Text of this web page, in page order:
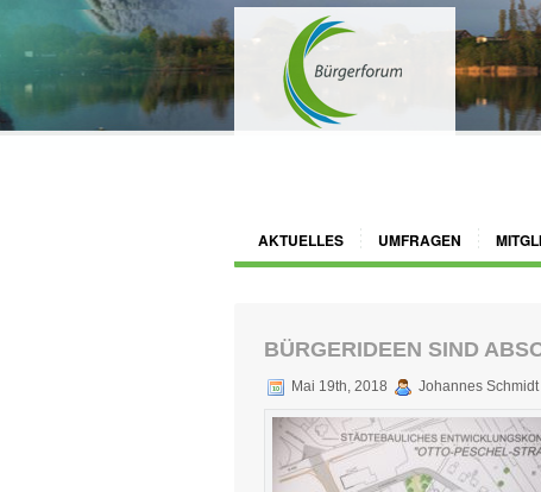
AKTUELLES UMFRAGEN
BÜRGERIDEEN SIND
Mai 19th, 2018 Johannes Schmidt